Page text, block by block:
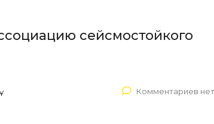
сейсмостойкого
Комментариев нет